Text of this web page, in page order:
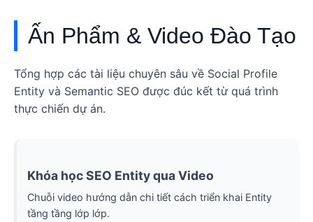
Ấn Phẩm & Video Đào Tạo
Tổng hợp các tài liệu chuyên sâu về Social Profile
Entity và Semantic SEO được đúc kết từ quá trình
thực chiến dự án.
Khóa học SEO Entity qua Video
Chuỗi video hướng dẫn chi tiết cách triển khai Entity
tầng tầng lớp lớp.